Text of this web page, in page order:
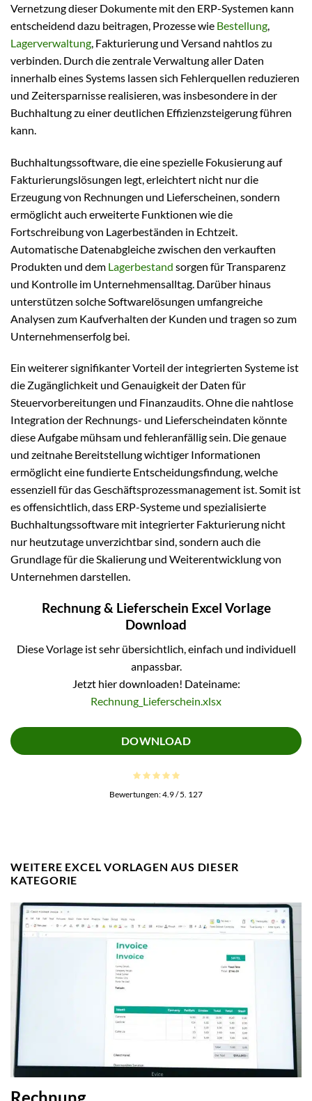
Vernetzung dieser Dokumente mit den ERP-Systemen kann
entscheidend dazu beitragen, Prozesse wie Bestellung,
Lagerverwaltung, Fakturierung und Versand nahtlos zu
verbinden. Durch die zentrale Verwaltung aller Daten
innerhalb eines Systems lassen sich Fehlerquellen reduzieren
und Zeitersparnisse realisieren, was insbesondere in der
Buchhaltung zu einer deutlichen Effizienzsteigerung führen
kann.
Buchhaltungssoftware, die eine spezielle Fokusierung auf
Fakturierungslösungen legt, erleichtert nicht nur die
Erzeugung von Rechnungen und Lieferscheinen, sondern
ermöglicht auch erweiterte Funktionen wie die
Fortschreibung von Lagerbeständen in Echtzeit.
Automatische Datenabgleiche zwischen den verkauften
Produkten und dem Lagerbestand sorgen für Transparenz
und Kontrolle im Unternehmensalltag. Darüber hinaus
unterstützen solche Softwarelösungen umfangreiche
Analysen zum Kaufverhalten der Kunden und tragen so zum
Unternehmenserfolg bei.
Ein weiterer signifikanter Vorteil der integrierten Systeme ist
die Zugänglichkeit und Genauigkeit der Daten für
Steuervorbereitungen und Finanzaudits. Ohne die nahtlose
Integration der Rechnungs- und Lieferscheindaten könnte
diese Aufgabe mühsam und fehleranfällig sein. Die genaue
und zeitnahe Bereitstellung wichtiger Informationen
ermöglicht eine fundierte Entscheidungsfindung, welche
essenziell für das Geschäftsprozessmanagement ist. Somit ist
es offensichtlich, dass ERP-Systeme und spezialisierte
Buchhaltungssoftware mit integrierter Fakturierung nicht
nur heutzutage unverzichtbar sind, sondern auch die
Grundlage für die Skalierung und Weiterentwicklung von
Unternehmen darstellen.
Rechnung & Lieferschein Excel Vorlage
Download
Diese Vorlage ist sehr übersichtlich, einfach und individuell
anpassbar.
Jetzt hier downloaden! Dateiname:
Rechnung_Lieferschein.xlsx
DOWNLOAD
Bewertungen:4.9/ 5. 127
WEITERE EXCEL VORLAGEN AUS DIESER
KATEGORIE